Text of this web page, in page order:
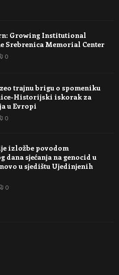
Growing Institutional
Srebrenica Memorial Center
0
trajnu brigu o spomeniku
Historijski iskorak za
u Evropi
0
izložbe povodom
dana sjećanja na genocid u
u sjedištu Ujedinjenih
0